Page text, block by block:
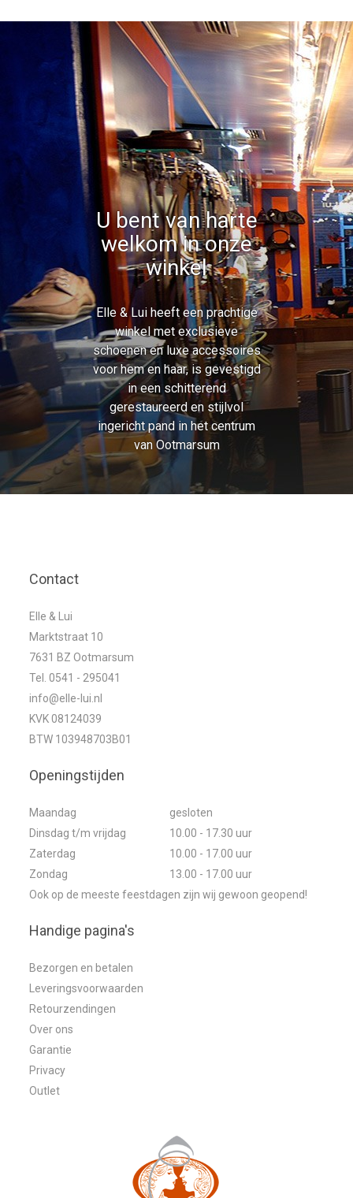
U bent van harte
welkom in onze
winkel
Elle & Lui heeft een prachtige
winkel met exclusieve
schoenen en luxe accessoires
voor hem en haar, is gevestigd
in een schitterend
gerestaureerd en stijlvol
ingericht pand in het centrum
van Ootmarsum
Contact
Elle & Lui
Marktstraat 10
7631 BZ Ootmarsum
Tel. 0541 - 295041
info@elle-lui.nl
KVK 08124039
BTW 103948703B01
Openingstijden
Maandag
gesloten
Dinsdag t/m vrijdag
10.00 - 17.30 uur
Zaterdag
10.00 - 17.00 uur
Zondag
13.00 - 17.00 uur
Ook op de meeste feestdagen zijn wij gewoon geopend!
Handige pagina's
Bezorgen en betalen
Leveringsvoorwaarden
Retourzendingen
Over ons
Garantie
Privacy
Outlet